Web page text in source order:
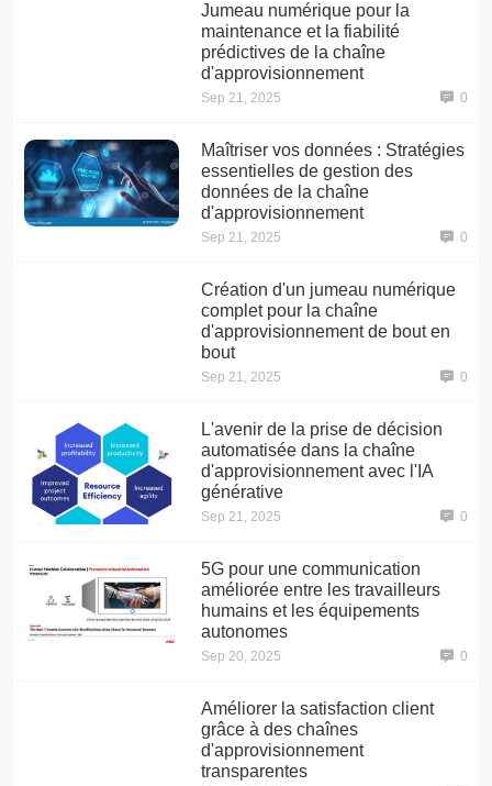
Jumeau numérique pour la
maintenance et la fiabilité
prédictives de la chaîne
d'approvisionnement
Sep 21, 2025 0
Maîtriser vos données : Stratégies
essentielles de gestion des
données de la chaîne
d'approvisionnement
Sep 21, 2025 0
Création d'un jumeau numérique
complet pour la chaîne
d'approvisionnement de bout en
bout
Sep 21, 2025 0
L'avenir de la prise de décision
automatisée dans la chaîne
d'approvisionnement avec l'IA
générative
Sep 21, 2025 0
5G pour une communication
améliorée entre les travailleurs
humains et les équipements
autonomes
Sep 20, 2025 0
Améliorer la satisfaction client
grâce à des chaînes
d'approvisionnement
transparentes